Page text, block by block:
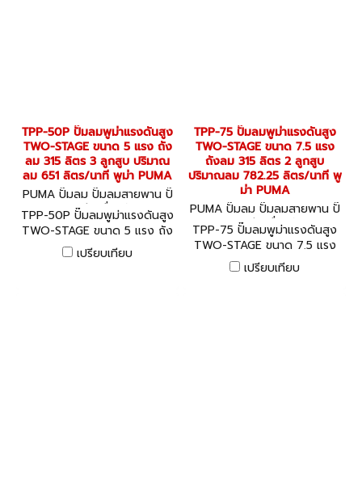
TPP-50P ปั๊มลมพูม่าแรงดันสูง
TWO-STAGE ขนาด 5 แรง ถัง
ลม 315 ลิตร 3 ลูกสูบ ปริมาณ
ลม 651 ลิตร/นาที พูม่า PUMA
PUMA ปั๊มลม ปั๊มลมสายพาน ปั๊
มลมออยล์ฟรี เครื่องอัดลม TP
P-50P
TPP-50P ปั๊มลมพูม่าแรงดันสูง
TWO-STAGE ขนาด 5 แรง ถัง
ลม 315 ลิตร 3 ลูกสูบ ปริมาณ
ลม 651 ลิตร/นาที พูม่า PUMA
เปรียบเทียบ
TPP-75 ปั๊มลมพูม่าแรงดันสูง
TWO-STAGE ขนาด 7.5 แรง
ถังลม 315 ลิตร 2 ลูกสูบ
ปริมาณลม 782.25 ลิตร/นาที พู
ม่า PUMA
PUMA ปั๊มลม ปั๊มลมสายพาน ปั๊
มลมออยล์ฟรี เครื่องอัดลม TP
P-75
TPP-75 ปั๊มลมพูม่าแรงดันสูง
TWO-STAGE ขนาด 7.5 แรง
ถังลม 315 ลิตร 2 ลูกสูบ
ปริมาณลม 782.25 ลิตร/นาที
เปรียบเทียบ